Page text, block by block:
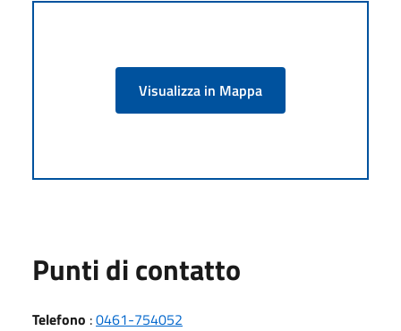
Visualizza in Mappa
Punti di contatto
Telefono :0461-754052